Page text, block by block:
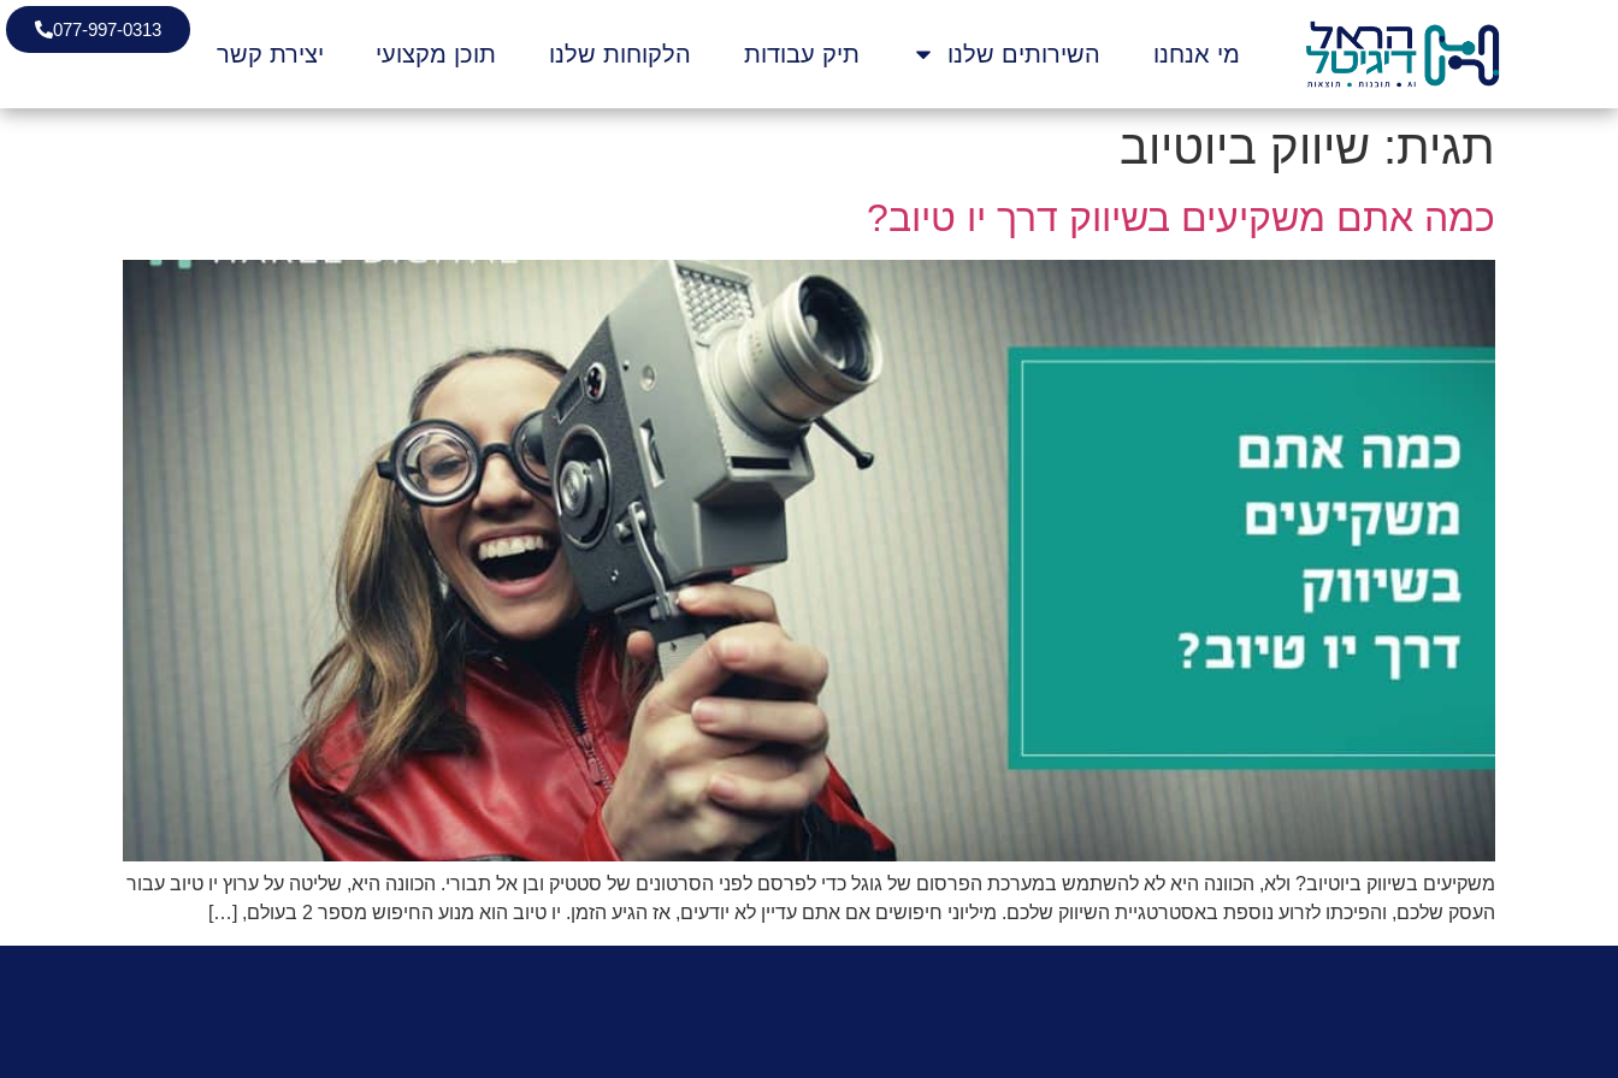
077-997-0313
מי אנחנו השירותים שלנו תיק עבודות הלקוחות שלנו תוכן מקצועי יצירת קשר
תגית: שיווק ביוטיוב
כמה אתם משקיעים בשיווק דרך יו טיוב?
משקיעים בשיווק ביוטיוב? ולא, הכוונה היא לא להשתמש במערכת הפרסום של גוגל כדי לפרסם לפני הסרטונים של סטטיק ובן אל תבורי. הכוונה היא, שליטה על ערוץ יו טיוב עבור
העסק שלכם, והפיכתו לזרוע נוספת באסטרטגיית השיווק שלכם. מיליוני חיפושים אם אתם עדיין לא יודעים, אז הגיע הזמן. יו טיוב הוא מנוע החיפוש מספר 2 בעולם, […]